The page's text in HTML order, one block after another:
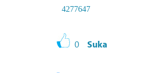
4277647
0 Suka